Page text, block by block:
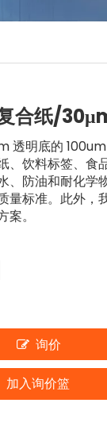
合纸/
透明底的
、饮料标签、食
、防油和耐化学
量标准。此外，
。
询价
加入询价篮